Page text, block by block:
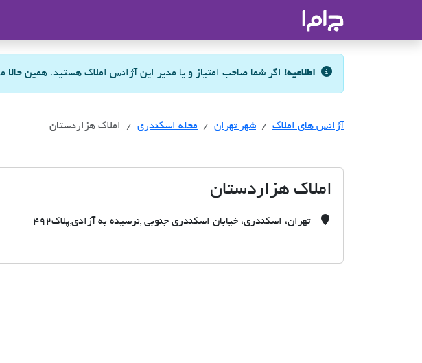
اطلاعیه! اگر شما صاحب امتیاز و یا مدیر این آژانس املاک هستید، همین
آژانس های املاک آژانس های املاک
شهر تهران آژانس های املاک
محله اسکندری املاک هزاردستان
املاک هزاردستان
تهران، اسکندری، خیابان اسکندری جنوبی ,نرسیده به آزادی,پلاک492